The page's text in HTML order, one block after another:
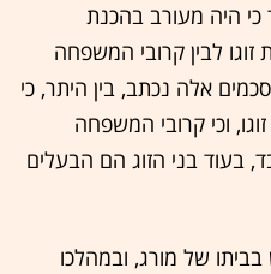
כי היה מעורב בהכנת
זוגו לבין קרובי המשפחה
אלה נכתב, בין היתר, כי
וכי קרובי המשפחה
בעוד בני הזוג הם הבעלים
של מורג, ובמהלכו